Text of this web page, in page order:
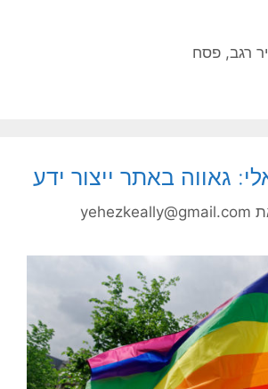
רגב,פסח
גאווה באתר ייצור ידע
yehezkeally@gmail.com